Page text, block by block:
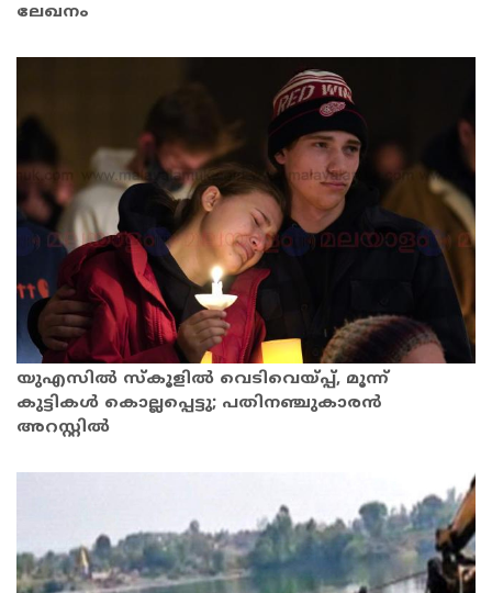
ലേഖനം
യുഎസില്‍ സ്‌കൂളില്‍ വെടിവെയ്പ്പ്, മൂന്ന്
കുട്ടികള്‍ കൊല്ലപ്പെട്ടു; പതിനഞ്ചുകാരന്‍
അറസ്റ്റില്‍